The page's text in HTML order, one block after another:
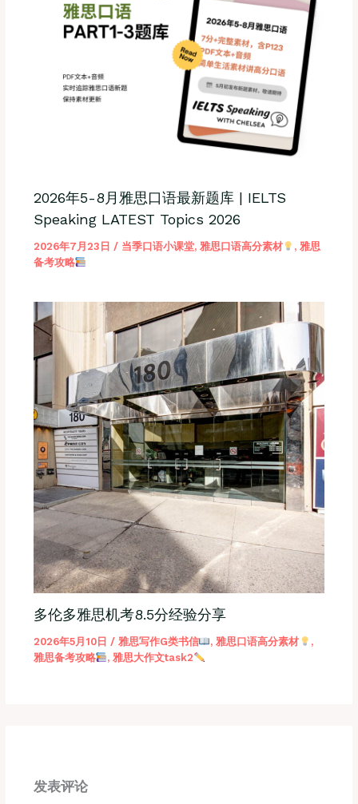
2026年5-8月雅思口语最新题库 | IELTS
Speaking LATEST Topics 2026
2026年7月23日 / 当季口语小课堂, 雅思口语高分素材 ,雅思
备考攻略
多伦多雅思机考8.5分经验分享
2026年5月10日 / 雅思写作G类书信 ,雅思口语高分素材
,
雅思备考攻略
,雅思大作文task2
发表评论